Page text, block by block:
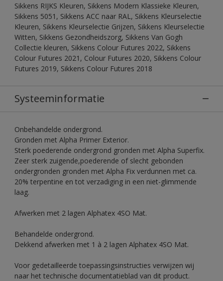
Sikkens RIJKS Kleuren, Sikkens Modern Klassieke Kleuren,
Sikkens 5051, Sikkens ACC naar RAL, Sikkens Kleurselectie
Kleuren, Sikkens Kleurselectie Grijzen, Sikkens Kleurselectie
Witten, Sikkens Gezondheidszorg, Sikkens Van Gogh
Collectie kleuren, Sikkens Colour Futures 2022, Sikkens
Colour Futures 2021, Colour Futures 2020, Sikkens Colour
Futures 2019, Sikkens Colour Futures 2018
Systeeminformatie
Onbehandelde ondergrond.
Gronden met Alpha Primer Exterior.
Sterk poederende ondergrond gronden met Alpha Superfix.
Zeer sterk zuigende,poederende of slecht gebonden
ondergronden gronden met Alpha Fix verdunnen met ca.
20% terpentine en tot verzadiging in een niet-glimmende
laag.
Afwerken met 2 lagen Alphatex 4SO Mat.
Behandelde ondergrond.
Dekkend afwerken met 1 à 2 lagen Alphatex 4SO Mat.
Voor gedetailleerde toepassingsinstructies verwijzen wij
naar het technische documentatieblad van dit product.